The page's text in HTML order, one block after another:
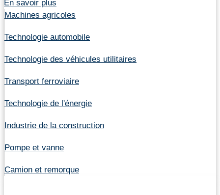
En savoir plus
Machines agricoles
Technologie automobile
Technologie des véhicules utilitaires
Transport ferroviaire
Technologie de l'énergie
Industrie de la construction
Pompe et vanne
Camion et remorque